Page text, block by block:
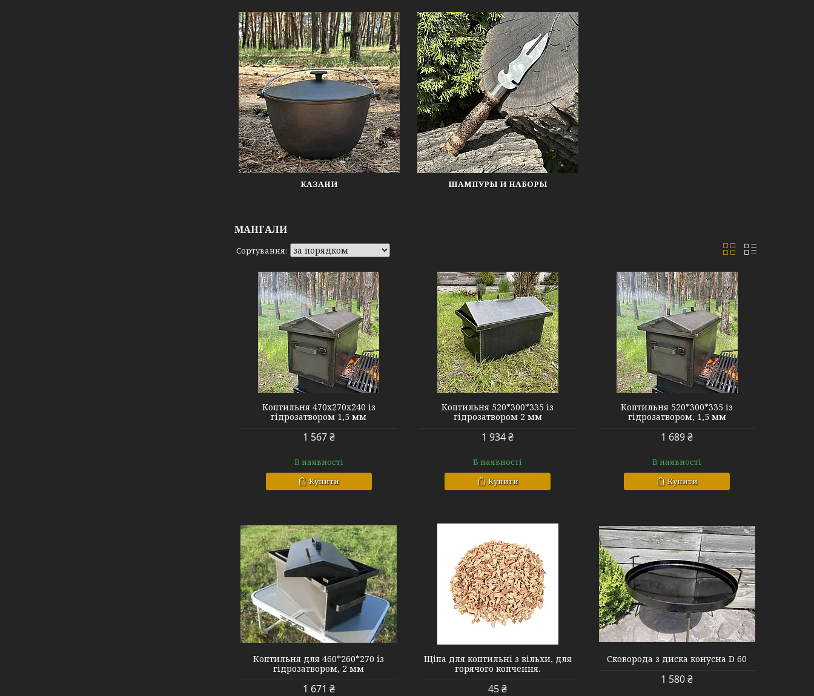
КАЗАНИ ШАМПУРЫ И НАБОРЫ
МАНГАЛИ
Коптильня 470х270х240 із
гідрозатвором 1,5 мм
1 567 ₴
В наявності
Купити
К2-16G
Коптильня 520*300*335 із
гідрозатвором 2 мм
1 934 ₴
В наявності
Купити
33
Коптильня 520*300*335 із
гідрозатвором, 1,5 мм
1 689 ₴
В наявності
Купити
Коптильня для 460*260*270 із
гідрозатвором, 2 мм
1 671 ₴
31
Щіпа для коптильні з вільхи, для
горячого копчення.
45 ₴
42
Сковорода з диска конусна D 60
1 580 ₴